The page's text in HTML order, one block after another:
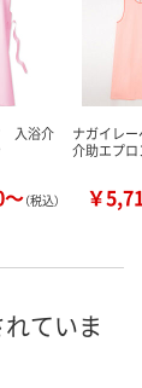
入浴介
～（税込）
ナガイレ
介助エプロ
￥
ていま